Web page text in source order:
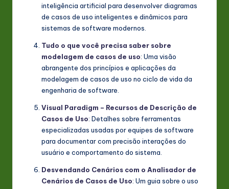
inteligência artificial para desenvolver diagramas
de casos de uso inteligentes e dinâmicos para
sistemas de software modernos.
Tudo o que você precisa saber sobre
modelagem de casos de uso: Uma visão
abrangente dos princípios e aplicações da
modelagem de casos de uso no ciclo de vida da
engenharia de software.
Visual Paradigm – Recursos de Descrição de
Casos de Uso: Detalhes sobre ferramentas
especializadas usadas por equipes de software
para documentar com precisão interações do
usuário e comportamento do sistema.
Desvendando Cenários com o Analisador de
Cenários de Casos de Uso: Um guia sobre o uso